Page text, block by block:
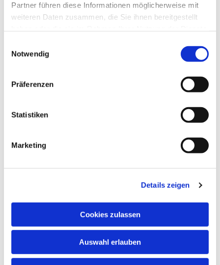
Partner führen diese Informationen möglicherweise mit
weiteren Daten zusammen, die Sie ihnen bereitgestellt
Notwendig
Präferenzen
Statistiken
Marketing
Details zeigen
Cookies zulassen
Auswahl erlauben
Dies könnte Sie auch